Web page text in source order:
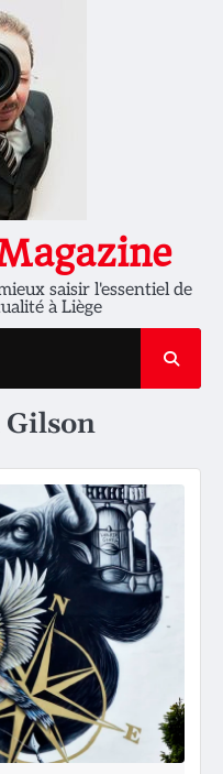
saisir l'essentiel de
à Liège